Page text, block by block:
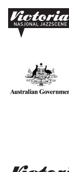
hovedinnhold